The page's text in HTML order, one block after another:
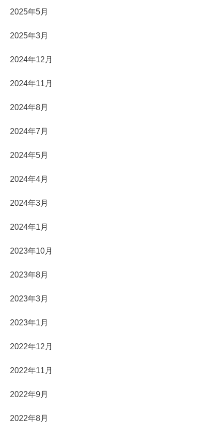
2025年5月
2025年3月
2024年12月
2024年11月
2024年8月
2024年7月
2024年5月
2024年4月
2024年3月
2024年1月
2023年10月
2023年8月
2023年3月
2023年1月
2022年12月
2022年11月
2022年9月
2022年8月